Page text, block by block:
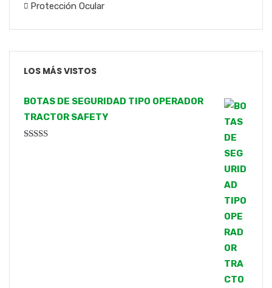
Protección Ocular
LOS MÁS VISTOS
BOTAS DE SEGURIDAD TIPO OPERADOR
TRACTOR SAFETY